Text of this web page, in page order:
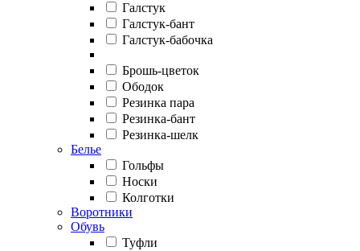
Галстук
Галстук-бант
Галстук-бабочка
Брошь-цветок
Ободок
Резинка пара
Резинка-бант
Резинка-шелк
Белье
Гольфы
Носки
Колготки
Воротники
Обувь
Туфли